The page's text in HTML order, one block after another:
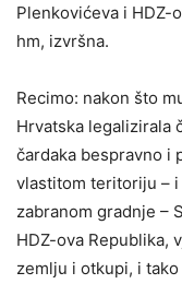
Plenkovićeva i HDZ-
hm, izvršna.
Recimo: nakon što
Hrvatska legalizirala
čardaka bespravno i
vlastitom teritoriju – i
zabranom gradnje –
HDZ-ova Republika,
zemlju i otkupi, i